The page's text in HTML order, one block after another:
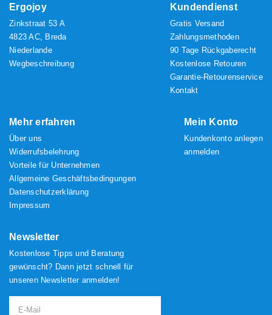
Ergojoy
Zinkstraat 53 A
4823 AC, Breda
Niederlande
Wegbeschreibung
Kundendienst
Gratis Versand
Zahlungsmethoden
90 Tage Rückgaberecht
Kostenlose Retouren
Garantie-Retourenservice
Kontakt
Mehr erfahren
Über uns
Widerrufsbelehrung
Vorteile für Unternehmen
Allgemeine Geschäftsbedingungen
Datenschutzerklärung
Impressum
Mein Konto
Kundenkonto anlegen
anmelden
Newsletter
Kostenlose Tipps und Beratung
gewünscht? Dann jetzt schnell für
unseren Newsletter anmelden!